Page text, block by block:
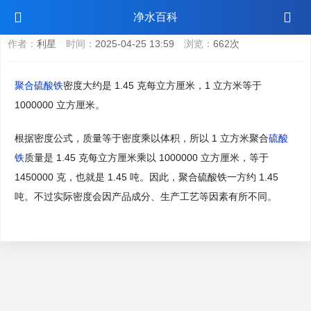
净水百科
聚合硫酸铁一个方多少吨
作者： 利星 时间： 2025-04-25 13:59 浏览： 662次
聚合硫酸铁密度大约是 1.45 克每立方厘米，1 立方米等于
1000000 立方厘米。
根据密度公式，质量等于密度乘以体积，所以 1 立方米聚合硫酸
铁质量是 1.45 克每立方厘米乘以 1000000 立方厘米，等于
1450000 克，也就是 1.45 吨。因此，聚合硫酸铁一方约 1.45
吨。不过实际密度会因产品成分、生产工艺等因素有所不同。